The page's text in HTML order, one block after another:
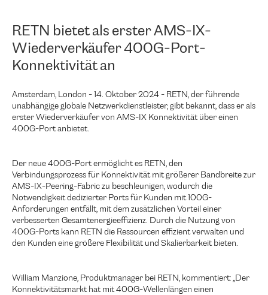
RETN bietet als erster AMS-IX-
Wiederverkäufer 400G-Port-
Konnektivität an
Amsterdam, London - 14. Oktober 2024 - RETN, der führende
unabhängige globale Netzwerkdienstleister, gibt bekannt, dass er als
erster Wiederverkäufer von AMS-IX Konnektivität über einen
400G-Port anbietet.
Der neue 400G-Port ermöglicht es RETN, den
Verbindungsprozess für Konnektivität mit größerer Bandbreite zur
AMS-IX-Peering-Fabric zu beschleunigen, wodurch die
Notwendigkeit dedizierter Ports für Kunden mit 100G-
Anforderungen entfällt, mit dem zusätzlichen Vorteil einer
verbesserten Gesamtenergieeffizienz. Durch die Nutzung von
400G-Ports kann RETN die Ressourcen effizient verwalten und
den Kunden eine größere Flexibilität und Skalierbarkeit bieten.
William Manzione, Produktmanager bei RETN, kommentiert: „Der
Konnektivitätsmarkt hat mit 400G-Wellenlängen einen